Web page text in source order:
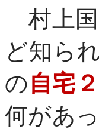
村上国
ど知ら
の自宅
何があ